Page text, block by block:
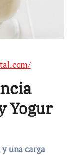
Yogur
una carga